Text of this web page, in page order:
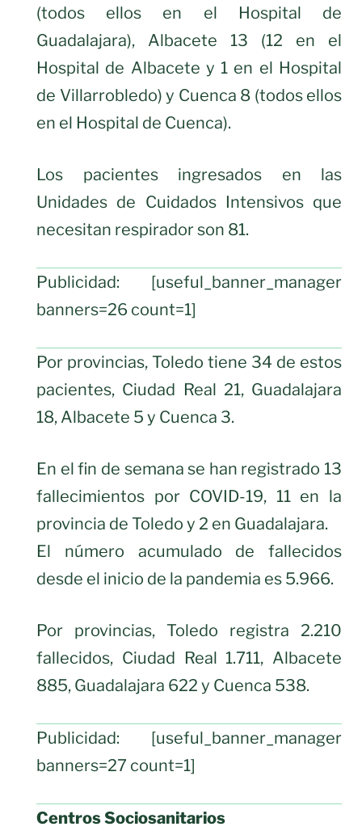
(todos ellos en el Hospital de
Guadalajara), Albacete 13 (12 en el
Hospital de Albacete y 1 en el Hospital
de Villarrobledo) y Cuenca 8 (todos ellos
en el Hospital de Cuenca).
Los pacientes ingresados en las
Unidades de Cuidados Intensivos que
necesitan respirador son 81.
Publicidad: [useful_banner_manager
banners=26 count=1]
Por provincias, Toledo tiene 34 de estos
pacientes, Ciudad Real 21, Guadalajara
18, Albacete 5 y Cuenca 3.
En el fin de semana se han registrado 13
fallecimientos por COVID-19, 11 en la
provincia de Toledo y 2 en Guadalajara.
El número acumulado de fallecidos
desde el inicio de la pandemia es 5.966.
Por provincias, Toledo registra 2.210
fallecidos, Ciudad Real 1.711, Albacete
885, Guadalajara 622 y Cuenca 538.
Publicidad: [useful_banner_manager
banners=27 count=1]
Centros Sociosanitarios